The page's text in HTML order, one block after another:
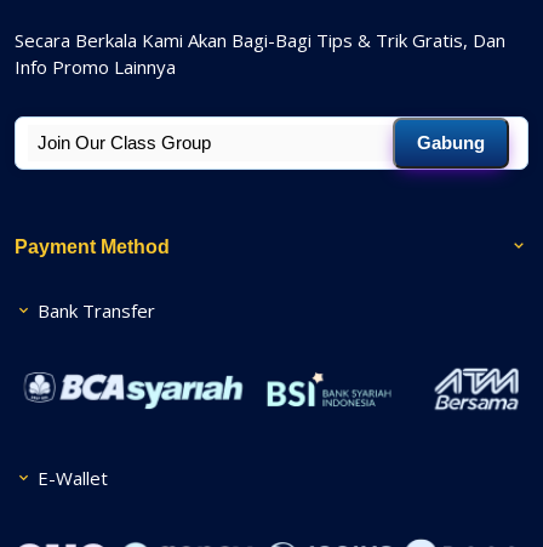
Secara Berkala Kami Akan Bagi-Bagi Tips & Trik Gratis, Dan
Info Promo Lainnya
Gabung
Payment Method
Bank Transfer
E-Wallet